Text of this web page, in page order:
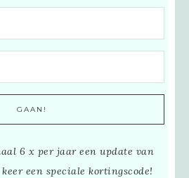
6 x per jaar een update van
een speciale kortingscode!